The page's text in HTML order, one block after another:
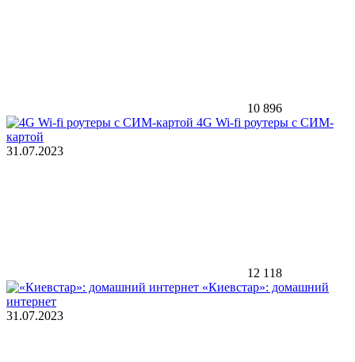
10 896
4G Wi-fi роутеры с СИМ-
картой
31.07.2023
12 118
«Киевстар»: домашний
интернет
31.07.2023